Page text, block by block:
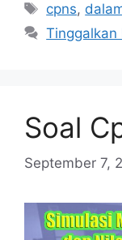
Tag
cpns,
Tinggalkan
Soal
September 7,